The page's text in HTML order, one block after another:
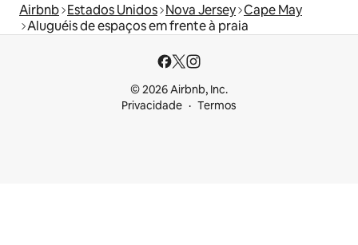
Airbnb Estados Unidos Nova Jersey Cape May
Aluguéis de espaços em frente à praia
© 2026 Airbnb, Inc.
Privacidade
Termos